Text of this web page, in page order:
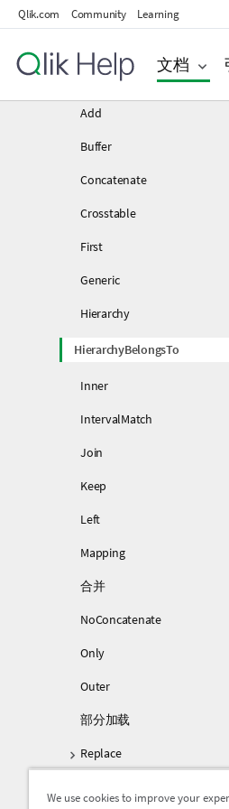
Qlik.com Community Learning
文档
脚本语句和关键字
脚本控制语句
Add
Buffer
Concatenate
Crosstable
First
Generic
Hierarchy
HierarchyBelongsTo
Inner
IntervalMatch
Join
Keep
Left
Mapping
合并
NoConcatenate
Only
Outer
部分加载
Replace
We use cookies to improve your